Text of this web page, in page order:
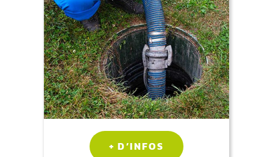
+ D’INFOS